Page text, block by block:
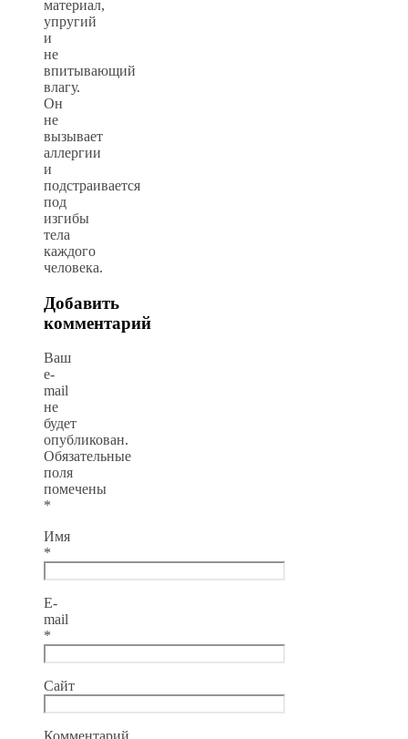
материал,
упругий
и
не
впитывающий
влагу.
Он
не
вызывает
аллергии
и
подстраивается
под
изгибы
тела
каждого
человека.
Добавить
комментарий
Ваш
e-
mail
не
будет
опубликован.
Обязательные
поля
помечены
*
Имя
*
E-
mail
*
Сайт